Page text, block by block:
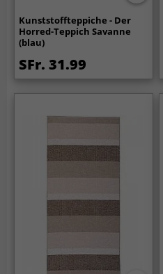
Kunststoffteppiche - Der
Horred-Teppich Savanne
(blau)
SFr. 31.99